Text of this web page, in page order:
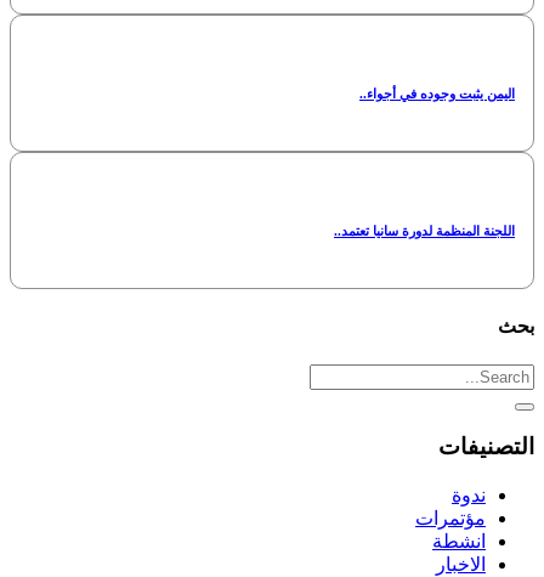
اليمن يثبت وجوده في أجواء..
اللجنة المنظمة لدورة سانيا تعتمد..
بحث
التصنيفات
ندوة
مؤتمرات
انشطة
الاخبار